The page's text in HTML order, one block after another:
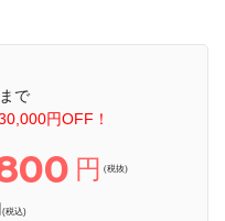
で
円OFF！
円 (税抜)
(税込)